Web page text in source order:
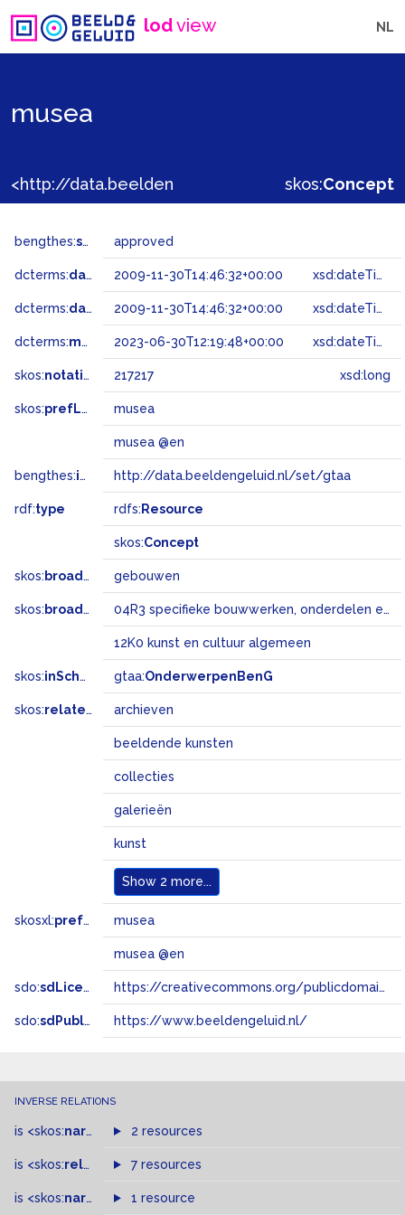
lodview NL
musea
skos:Concept
bengthes:status approved
dcterms:dateAccepted 2009-11-30T14:46:32+00:00 xsd:dateTime
dcterms:dateSubmitted 2009-11-30T14:46:32+00:00 xsd:dateTime
dcterms:modified 2023-06-30T12:19:48+00:00 xsd:dateTime
skos:notation 217217 xsd:long
skos:prefLabel musea
musea @en
bengthes:inSet http://data.beeldengeluid.nl/set/gtaa
rdf:type rdfs: Resource
skos:Concept
skos: broader gebouwen
skos: broadMatch 04R3 specifieke bouwwerken, onderdelen en landschapselementen
12K0 kunst en cultuur algemeen
skos:inScheme gtaa:OnderwerpenBenG
skos:related archieven
beeldende kunsten
collecties
galerieën
kunst
Show 2 more...
skosxl:prefLabel musea
musea @en
sdo:sdLicense https://creativecommons.org/publicdomain/zero/1.0/
sdo:sdPublisher https://www.beeldengeluid.nl/
INVERSE RELATIONS
is <skos:narrowMatch >of
2 resources
is <skos:related > of
7 resources
is <skos:narrower >of
1 resource